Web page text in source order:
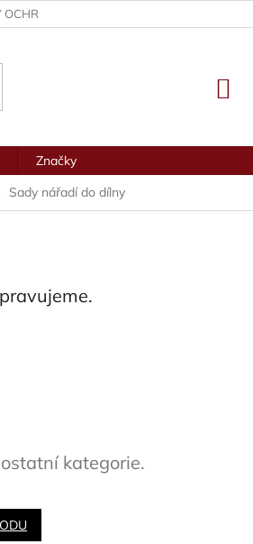
OCHRANY OSOBNÍCH ÚDAJŮ
Značky
Sady nářadí do dílny
kategorie.